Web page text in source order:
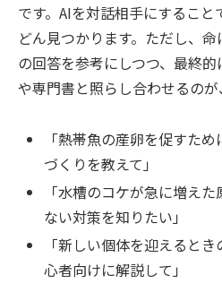
です。AIを対話相手にするこ
どん見つかります。ただし、
の回答を参考にしつつ、最終
や専門書と照らし合わせるのが
「熱帯魚の産卵を促すた
づくりを教えて」
「水槽のコケが急に増え
ない対策を知りたい」
「新しい個体を迎えると
心者向けに解説して」